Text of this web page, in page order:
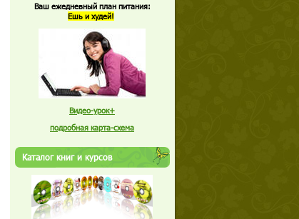
Ваш ежедневный план питания:
Ешь и худей!
Видео-урок+
подробная карта-схема
Каталог книг и курсов